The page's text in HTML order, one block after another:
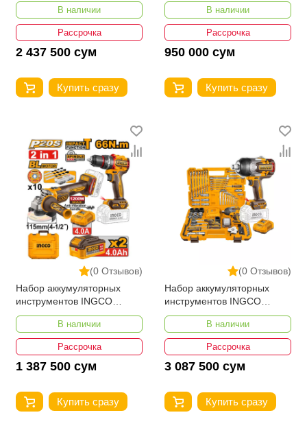
В наличии
Рассрочка
2 437 500 сум
Купить сразу
В наличии
Рассрочка
950 000 сум
Купить сразу
(0 Отзывов)
Набор аккумуляторных
инструментов INGCO
CKLI20256
В наличии
Рассрочка
1 387 500 сум
Купить сразу
(0 Отзывов)
Набор аккумуляторных
инструментов INGCO
HKTHP31261
В наличии
Рассрочка
3 087 500 сум
Купить сразу